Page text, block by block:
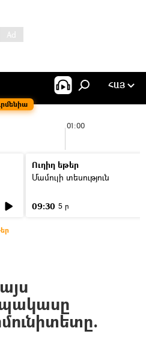
ՀԱՅ
01:00
Ուղիղ եթեր
Մամուլի տեսություն
09:30 5 ր